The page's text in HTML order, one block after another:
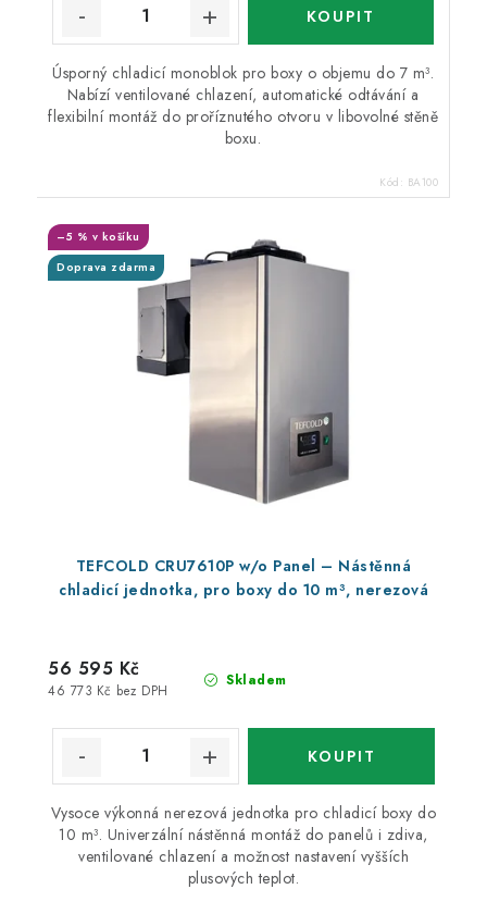
Úsporný chladicí monoblok pro boxy o objemu do 7 m³.
Nabízí ventilované chlazení, automatické odtávání a
flexibilní montáž do proříznutého otvoru v libovolné stěně
boxu.
Kód: BA100
TEFCOLD CRU7610P w/o Panel – Nástěnná
chladicí jednotka, pro boxy do 10 m³, nerezová
Doprava zdarma
–5 % v košíku
Skladem
46 773 Kč bez DPH
56 595 Kč
Vysoce výkonná nerezová jednotka pro chladicí boxy do
10 m³. Univerzální nástěnná montáž do panelů i zdiva,
ventilované chlazení a možnost nastavení vyšších
plusových teplot.